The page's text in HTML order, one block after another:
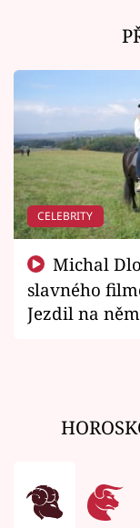
CELEBRITY
slavného
Jezdil na